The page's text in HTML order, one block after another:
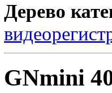
Дерево
GNmini